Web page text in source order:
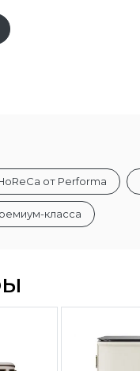
от Performa
класса